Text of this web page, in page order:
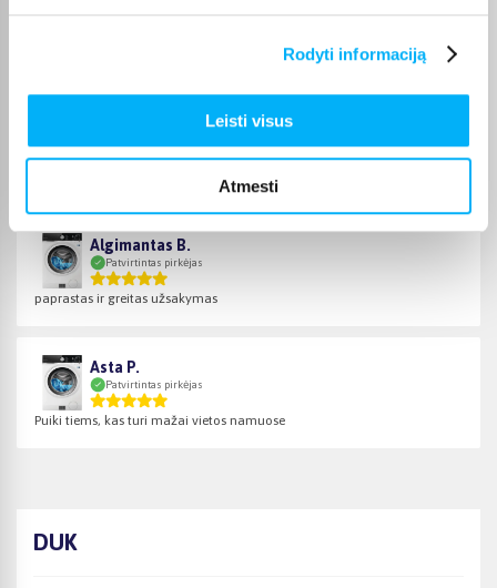
Rodyti informaciją
Leisti visus
Atmesti
Patvirtintas pirkėjas
Si skalbimo - dziovinimo masina tikrai gera !!!
Algimantas B.
Patvirtintas pirkėjas
paprastas ir greitas užsakymas
Asta P.
Patvirtintas pirkėjas
Puiki tiems, kas turi mažai vietos namuose
DUK